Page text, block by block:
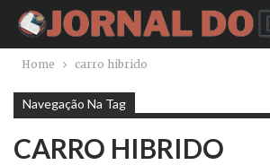
Home carro hibrido
Navegação Na Tag
CARRO HIBRIDO